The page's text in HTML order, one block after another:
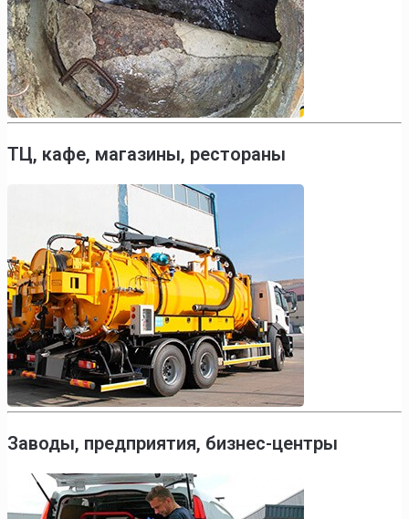
ТЦ, кафе, магазины, рестораны
Заводы, предприятия, бизнес-центры